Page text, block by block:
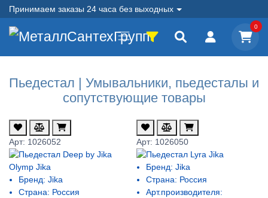
Принимаем заказы 24 часа без выходных
0
Пьедестал | Умывальники, пьедесталы и
сопутствующие товары
Арт: 1026052
Бренд: Jika
Страна: Россия
Арт: 1026050
Бренд: Jika
Страна: Россия
Арт.производителя: